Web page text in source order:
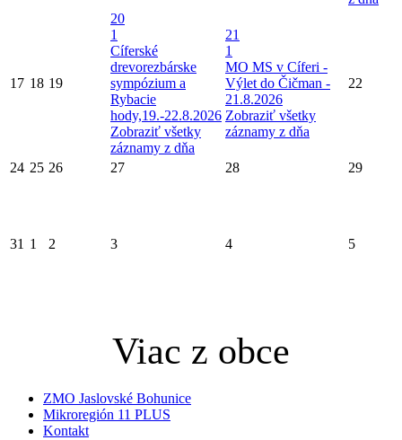
17 18 19
20
1
Cíferské
drevorezbárske
sympózium a
Rybacie
hody,19.-22.8.2026
Zobraziť všetky
záznamy z dňa
21
1
MO MS v Cíferi -
Výlet do Čičman -
21.8.2026
Zobraziť všetky
záznamy z dňa
22
24 25 26 27 28 29
31 1 2 3 4 5
Viac z obce
ZMO Jaslovské Bohunice
Mikroregión 11 PLUS
Kontakt